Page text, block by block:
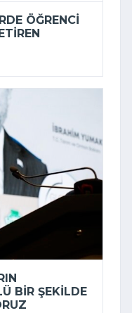
ÖĞRENCI
BIR ŞEKILDE